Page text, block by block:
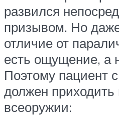
развился
призывом. Но
отличие от
есть ощущение, а
Поэтому пациент
должен
всеоружии: